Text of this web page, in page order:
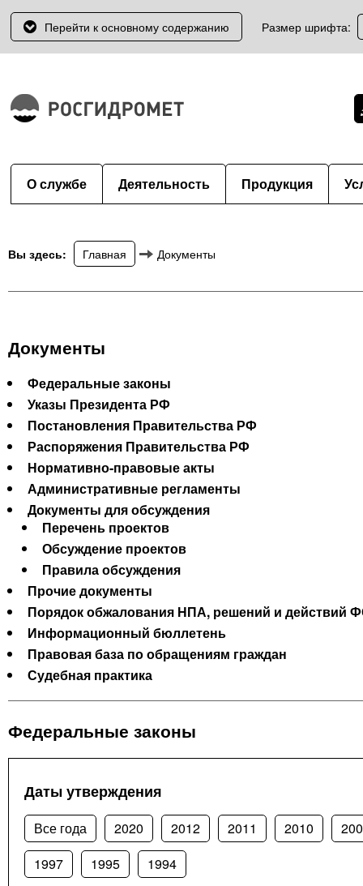
Перейти к основному содержанию Размер шрифта:
О службе Деятельность Продукция
Вы здесь: Главная Документы
Документы
Федеральные законы
Указы Президента РФ
Постановления Правительства РФ
Распоряжения Правительства РФ
Нормативно-правовые акты
Административные регламенты
Документы для обсуждения
Перечень проектов
Обсуждение проектов
Правила обсуждения
Прочие документы
Порядок обжалования НПА, решений и действий
Информационный бюллетень
Правовая база по обращениям граждан
Судебная практика
Федеральные законы
Даты утверждения
Все года 2020 2012 2011 2010
1997
1995 1994